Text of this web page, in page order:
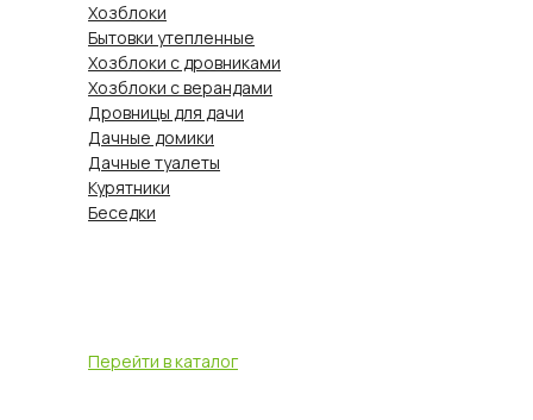
Перейти в каталог
Хозблоки
Бытовки утепленные
Хозблоки с дровниками
Хозблоки с верандами
Дровницы для дачи
Дачные домики
Дачные туалеты
Курятники
Беседки